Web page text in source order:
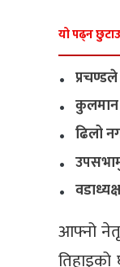
यो पढ्न
.
. कुलमान
. ढिलो
.
.
आफ्नो